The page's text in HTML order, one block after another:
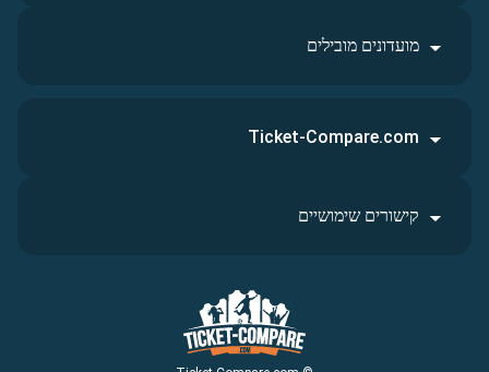
מועדונים מובילים
Ticket-Compare.com
קישורים שימושיים